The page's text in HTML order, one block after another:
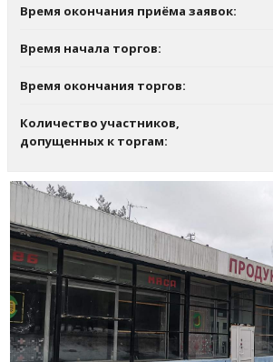
Время окончания приёма заявок:
Время начала торгов:
Время окончания торгов:
Количество участников,
допущенных к торгам: